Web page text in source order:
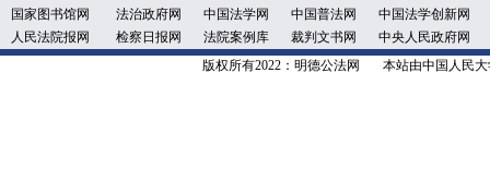
国家图书馆网
法治政府网 中国法学网 中国普法网
中国法学创新网
人民法院报网
检察日报网 法院案例库 裁判文书网
中央人民政府网
版权所有2022：明德公法网 本站由中国人民